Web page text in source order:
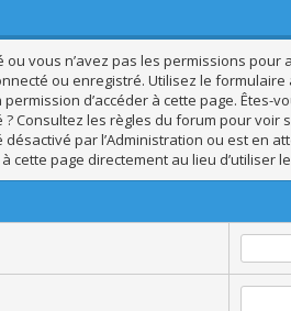
ou vous n’avez pas les permissions
ou enregistré. Utilisez le
permission d’accéder à cette page. Êtes-
? Consultez les règles du forum pour
désactivé par l’Administration ou est en
cette page directement au lieu d’utiliser